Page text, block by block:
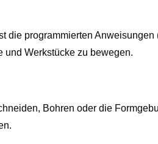
die programmierten Anweisungen
und Werkstücke zu bewegen.
Bohren oder die